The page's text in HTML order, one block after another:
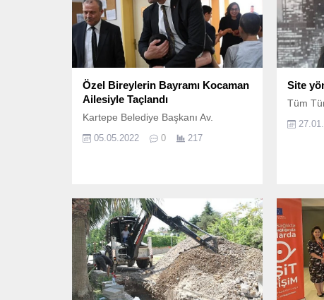
Özel Bireylerin Bayramı Kocaman
Ailesiyle Taçlandı
Kartepe Belediye Başkanı Av.
05.05.2022 0 217
Site
Tüm